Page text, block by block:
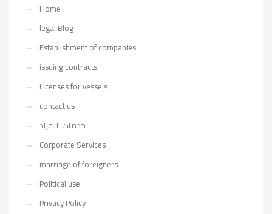
Home
legal Blog
Establishment of companies
issuing contracts
Licenses for vessels
contact us
خدمات الافراد
Corporate Services
marriage of foreigners
Political use
Privacy Policy